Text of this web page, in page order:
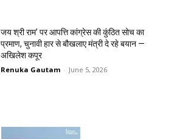
जय श्री राम’ पर आपत्ति कांग्रेस की कुंठित सोच का
प्रमाण, चुनावी हार से बौखलाए मंत्री दे रहे बयान —
अखिलेश कपूर
Renuka Gautam - June 5, 2026